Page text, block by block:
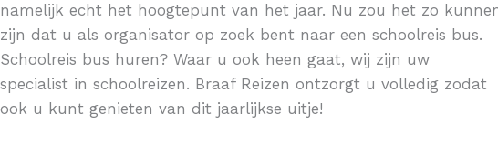
namelijk echt het hoogtepunt van het jaar. Nu zou het zo
zijn dat u als organisator op zoek bent naar een schoolreis bus.
Schoolreis bus huren? Waar u ook heen gaat, wij zijn uw
specialist in schoolreizen. Braaf Reizen ontzorgt u volledig zodat
ook u kunt genieten van dit jaarlijkse uitje!